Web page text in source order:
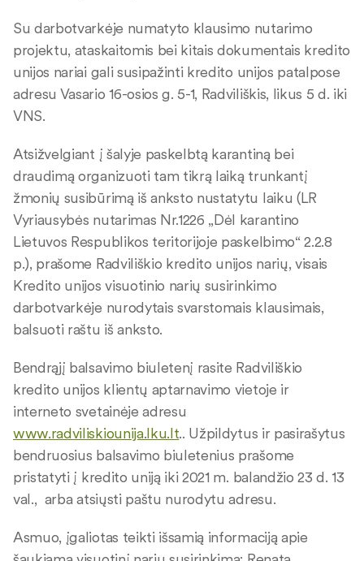
Su darbotvarkėje numatyto klausimo nutarimo
projektu, ataskaitomis bei kitais dokumentais kredito
unijos nariai gali susipažinti kredito unijos patalpose
adresu Vasario 16-osios g. 5-1, Radviliškis, likus 5 d. iki
VNS.
Atsižvelgiant į šalyje paskelbtą karantiną bei
draudimą organizuoti tam tikrą laiką trunkantį
žmonių susibūrimą iš anksto nustatytu laiku (LR
Vyriausybės nutarimas Nr.1226 „Dėl karantino
Lietuvos Respublikos teritorijoje paskelbimo“ 2.2.8
p.), prašome Radviliškio kredito unijos narių, visais
Kredito unijos visuotinio narių susirinkimo
darbotvarkėje nurodytais svarstomais klausimais,
balsuoti raštu iš anksto.
Bendrąjį balsavimo biuletenį rasite Radviliškio
kredito unijos klientų aptarnavimo vietoje ir
interneto svetainėje adresu
www.radviliskiounija.lku.lt.. Užpildytus ir pasirašytus
bendruosius balsavimo biuletenius prašome
pristatyti į kredito uniją iki 2021 m. balandžio 23 d. 13
val., arba atsiųsti paštu nurodytu adresu.
Asmuo, įgaliotas teikti išsamią informaciją apie